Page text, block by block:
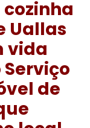
Uallas
vida
de